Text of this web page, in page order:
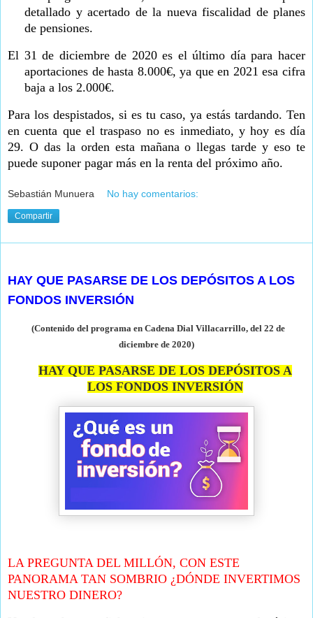
detallado y acertado de la nueva fiscalidad de planes
de pensiones.
El 31 de diciembre de 2020 es el último día para hacer
aportaciones de hasta 8.000€, ya que en 2021 esa cifra
baja a los 2.000€.
Para los despistados, si es tu caso, ya estás tardando. Ten
en cuenta que el traspaso no es inmediato, y hoy es día
29. O das la orden esta mañana o llegas tarde y eso te
puede suponer pagar más en la renta del próximo año.
Sebastián Munuera No hay comentarios:
Compartir
HAY QUE PASARSE DE LOS DEPÓSITOS A LOS
FONDOS INVERSIÓN
(Contenido del programa en Cadena Dial Villacarrillo, del 22 de
diciembre de 2020)
HAY QUE PASARSE DE LOS DEPÓSITOS A
LOS FONDOS INVERSIÓN
LA PREGUNTA DEL MILLÓN, CON ESTE
PANORAMA TAN SOMBRIO ¿DÓNDE INVERTIMOS
NUESTRO DINERO?